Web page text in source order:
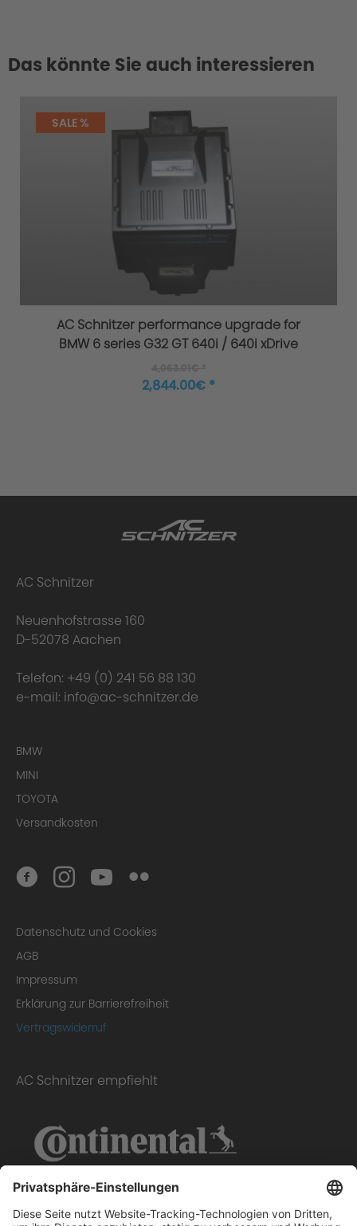
Das könnte Sie auch interessieren
SALE %
AC Schnitzer performance upgrade for
BMW 6 series G32 GT 640i / 640i xDrive
2,844.00€ *
AC Schnitzer
Neuenhofstrasse 160
D-52078 Aachen
Telefon: +49 (0) 241 56 88 130
e-mail: info@ac-schnitzer.de
BMW
MINI
TOYOTA
Versandkosten
Datenschutz und Cookies
AGB
Impressum
Erklärung zur Barrierefreiheit
Vertragswiderruf
AC Schnitzer empfiehlt